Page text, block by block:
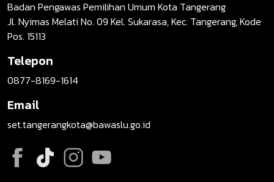
Badan Pengawas Pemilihan Umum Kota Tangerang
Jl. Nyimas Melati No. 09 Kel. Sukarasa, Kec. Tangerang, Kode
Pos. 15113
Telepon
0877-8169-1614
Email
set.tangerangkota@bawaslu.go.id